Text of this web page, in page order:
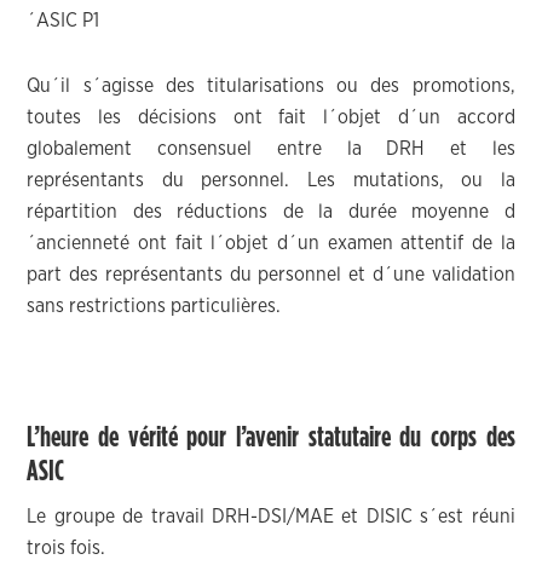
´ASIC P1
Qu´il s´agisse des titularisations ou des promotions,
toutes les décisions ont fait l´objet d´un accord
globalement consensuel entre la DRH et les
représentants du personnel. Les mutations, ou la
répartition des réductions de la durée moyenne d
´ancienneté ont fait l´objet d´un examen attentif de la
part des représentants du personnel et d´une validation
sans restrictions particulières.
L’heure de vérité pour l’avenir statutaire du corps des
ASIC
Le groupe de travail DRH-DSI/MAE et DISIC s´est réuni
trois fois.